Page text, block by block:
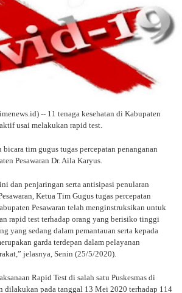
-- 11 tenaga kesehatan di Kabupaten
usai melakukan rapid test.
tim gugus tugas percepatan penanganan
Pesawaran Dr. Aila Karyus.
dan penjaringan serta antisipasi penularan
Ketua Tim Gugus tugas percepatan
Pesawaran telah menginstruksikan untuk
rapid test terhadap orang yang berisiko tinggi
yang sedang dalam pemantauan serta kepada
garda terdepan dalam pelayanan
jelasnya, Senin (25/5/2020).
Rapid Test di salah satu Puskesmas di
dilakukan pada tanggal 13 Mei 2020 terhadap 114